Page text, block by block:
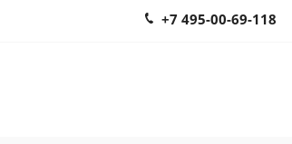
+7 495-00-69-118